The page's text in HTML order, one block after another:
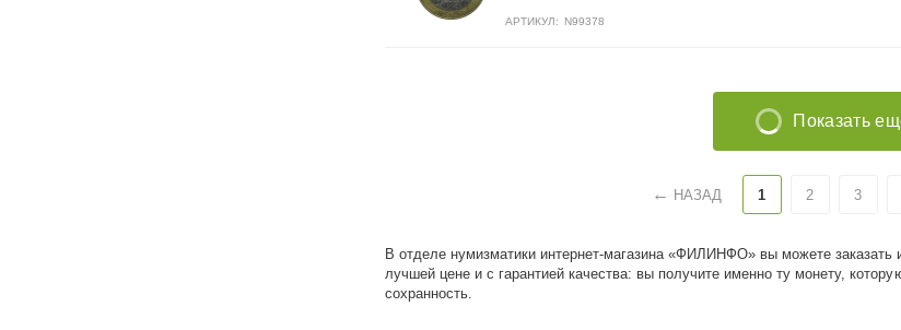
В отделе нумизматики интернет-магазина «ФИЛИНФО» вы можете
лучшей цене и с гарантией качества: вы получите именно ту монету,
сохранность.
АРТИКУЛ: N99378
Показать
НАЗАД 1 2 3